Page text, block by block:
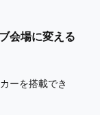
会場に変える
ーを搭載でき